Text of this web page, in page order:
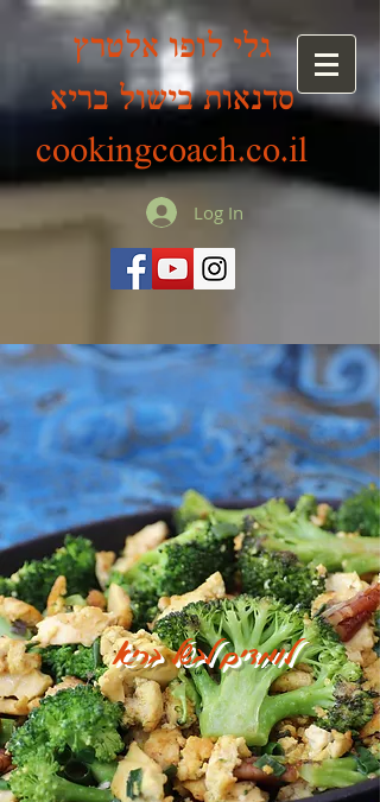
גלי לופו אלטרץ
סדנאות בישול בריא
cookingcoach.co.il
Log In
לומדים לבשל בריא